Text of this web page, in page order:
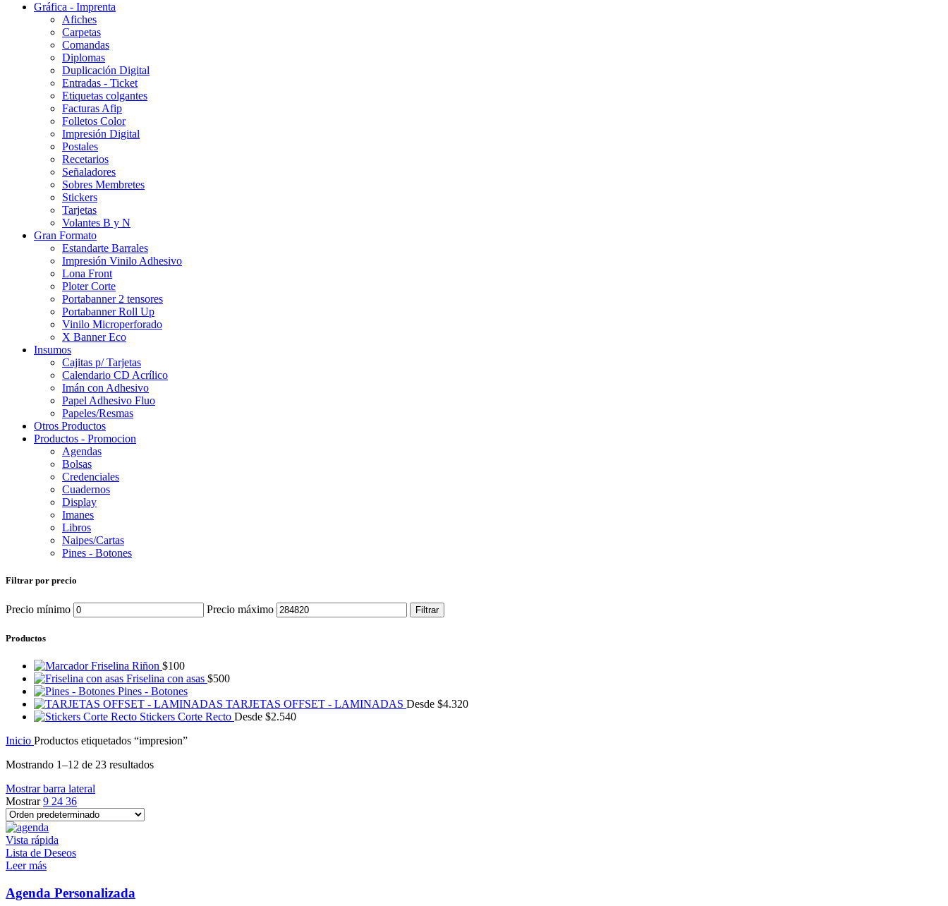
Gráfica - Imprenta
Afiches
Carpetas
Comandas
Diplomas
Duplicación Digital
Entradas - Ticket
Etiquetas colgantes
Facturas Afip
Folletos Color
Impresión Digital
Postales
Recetarios
Señaladores
Sobres Membretes
Stickers
Tarjetas
Volantes B y N
Gran Formato
Estandarte Barrales
Impresión Vinilo Adhesivo
Lona Front
Ploter Corte
Portabanner 2 tensores
Portabanner Roll Up
Vinilo Microperforado
X Banner Eco
Insumos
Cajitas p/ Tarjetas
Calendario CD Acrílico
Imán con Adhesivo
Papel Adhesivo Fluo
Papeles/Resmas
Otros Productos
Productos - Promocion
Agendas
Bolsas
Credenciales
Cuadernos
Display
Imanes
Libros
Naipes/Cartas
Pines - Botones
Filtrar por precio
Precio mínimo Precio máximo Filtrar
Productos
Friselina Riñon $100
Friselina con asas $500
Pines - Botones
TARJETAS OFFSET - LAMINADAS Desde $4.320
Stickers Corte Recto Desde $2.540
Inicio Productos etiquetados “impresion”
Mostrando 1–12 de 23 resultados
Mostrar barra lateral
Mostrar9 24 36
Vista rápida
Lista de Deseos
Leer más
Agenda Personalizada